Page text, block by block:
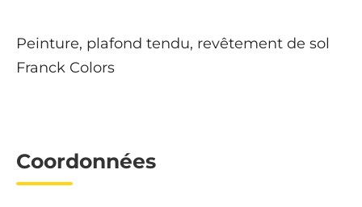
Peinture, plafond tendu, revêtement de sol
Franck Colors
Coordonnées